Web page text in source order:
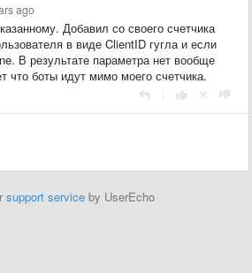
ago
Добавил со своего счетчика
в виде ClientID гугла и если
В результате параметра нет вообще
что боты идут мимо моего счетчика.
support service by UserEcho